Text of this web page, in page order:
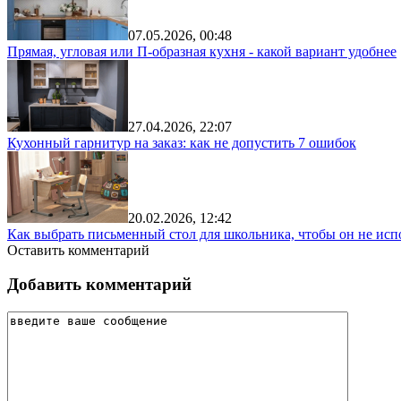
07.05.2026, 00:48
Прямая, угловая или П-образная кухня - какой вариант удобнее
27.04.2026, 22:07
Кухонный гарнитур на заказ: как не допустить 7 ошибок
20.02.2026, 12:42
Как выбрать письменный стол для школьника, чтобы он не
Оставить комментарий
Добавить комментарий